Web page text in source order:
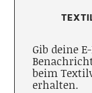
Gib deine
beim
erhalten.